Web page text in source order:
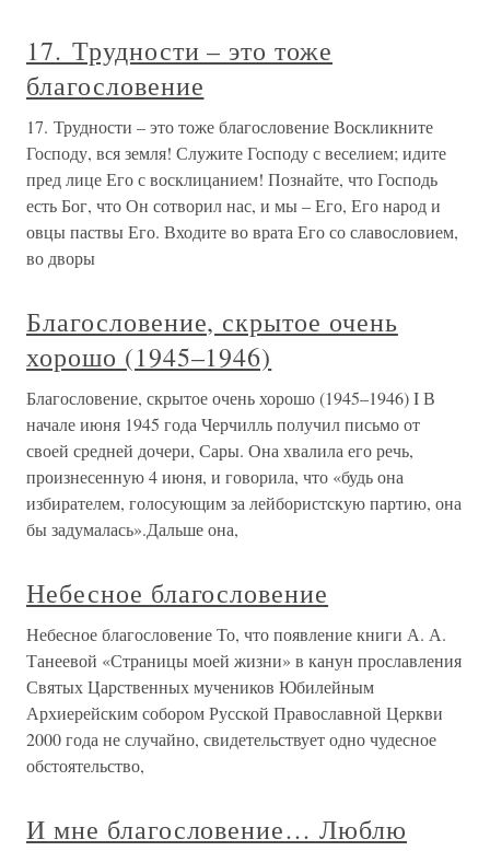
17. Трудности – это тоже
благословение
17. Трудности – это тоже благословение Воскликните
Господу, вся земля! Служите Господу с веселием; идите
пред лице Его с восклицанием! Познайте, что Господь
есть Бог, что Он сотворил нас, и мы – Его, Его народ и
овцы паствы Его. Входите во врата Его со славословием,
во дворы
Благословение, скрытое очень
хорошо (1945–1946)
Благословение, скрытое очень хорошо (1945–1946) I В
начале июня 1945 года Черчилль получил письмо от
своей средней дочери, Сары. Она хвалила его речь,
произнесенную 4 июня, и говорила, что «будь она
избирателем, голосующим за лейбористскую партию, она
бы задумалась».Дальше она,
Небесное благословение
Небесное благословение То, что появление книги А. А.
Танеевой «Страницы моей жизни» в канун прославления
Святых Царственных мучеников Юбилейным
Архиерейским собором Русской Православной Церкви
2000 года не случайно, свидетельствует одно чудесное
обстоятельство,
И мне благословение… Люблю